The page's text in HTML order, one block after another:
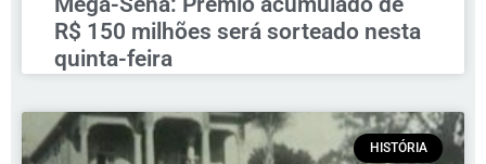
R$ 150 milhões será sorteado nesta
quinta-feira
HISTÓRIA